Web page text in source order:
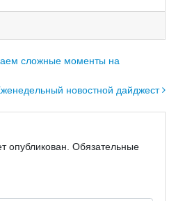
сложные моменты на
новостной дайджест
опубликован. Обязательные